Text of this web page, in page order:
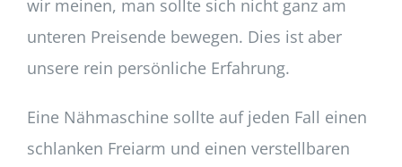
wir meinen, man sollte sich nicht ganz am
unteren Preisende bewegen. Dies ist aber
unsere rein persönliche Erfahrung.
Eine Nähmaschine sollte auf jeden Fall einen
schlanken Freiarm und einen verstellbaren